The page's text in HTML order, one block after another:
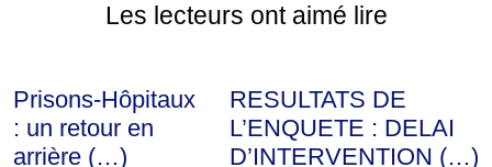
Les lecteurs ont aimé lire
Prisons-Hôpitaux
: un retour en
arrière (…)
RESULTATS DE
L’ENQUETE : DELAI
D’INTERVENTION (…)